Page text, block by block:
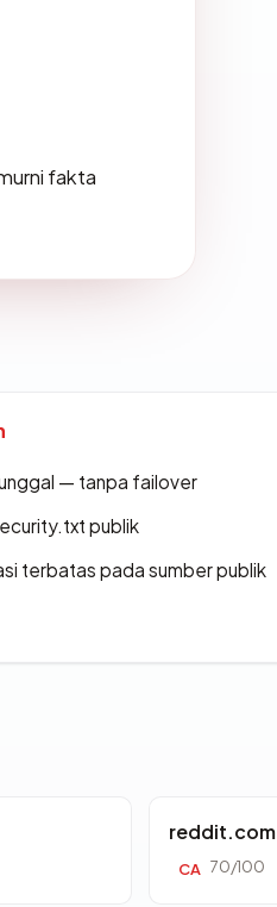
fakta
— tanpa failover
publik
terbatas pada sumber publik
reddit.com
CA 70/100